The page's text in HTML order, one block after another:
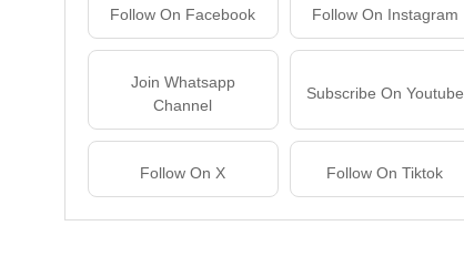
Follow On Instagram
Follow On Facebook
Subscribe On Youtube
Join Whatsapp
Channel
Follow On Tiktok
Follow On X